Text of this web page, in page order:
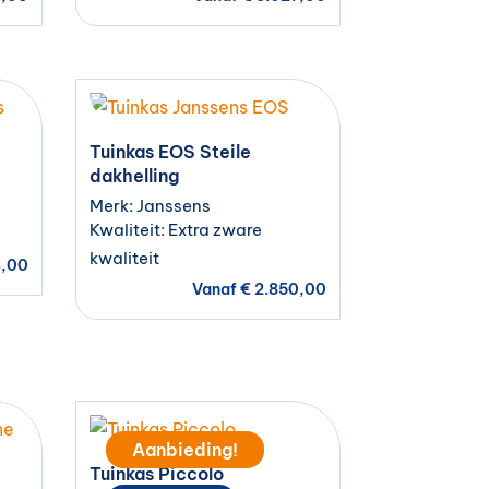
Tuinkas EOS Steile
dakhelling
Merk: Janssens
Kwaliteit: Extra zware
kwaliteit
Vanaf€ 2.850,00
Aanbieding!
Tuinkas Piccolo